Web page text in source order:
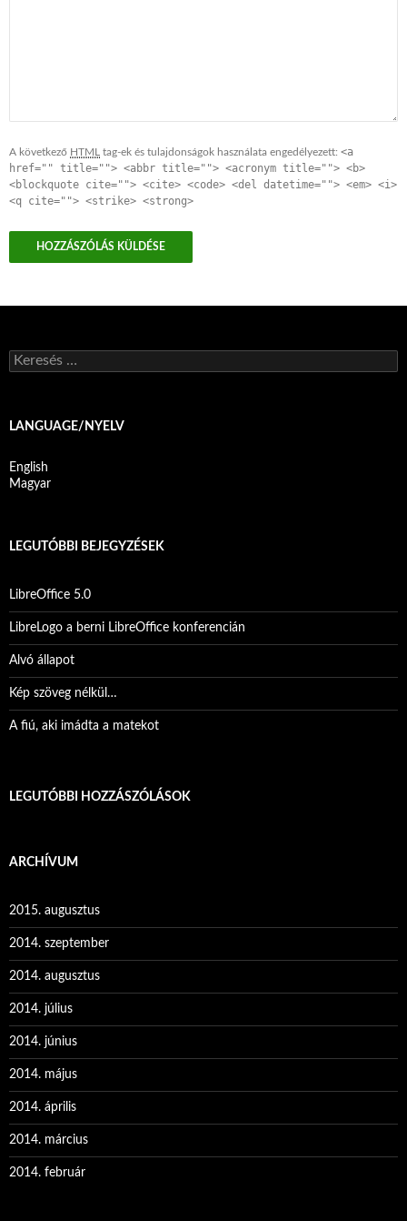
A következő HTML tag-ek és tulajdonságok használata engedélyezett: <a
href="" title=""> <abbr title=""> <acronym title=""> <b>
<blockquote cite=""> <cite> <code> <del datetime=""> <em> <i>
<q cite=""> <strike> <strong>
Keresés:
LANGUAGE/NYELV
English
Magyar
LEGUTÓBBI BEJEGYZÉSEK
LibreOffice 5.0
LibreLogo a berni LibreOffice konferencián
Alvó állapot
Kép szöveg nélkül…
A fiú, aki imádta a matekot
LEGUTÓBBI HOZZÁSZÓLÁSOK
ARCHÍVUM
2015. augusztus
2014. szeptember
2014. augusztus
2014. július
2014. június
2014. május
2014. április
2014. március
2014. február